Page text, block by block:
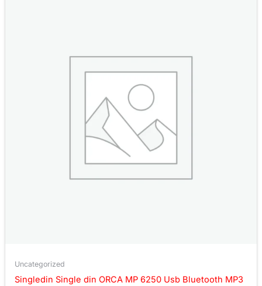
Uncategorized
Singledin Single din ORCA MP 6250 Usb Bluetooth MP3